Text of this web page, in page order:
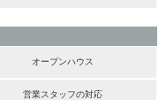
オープンハウス
営業スタッフの対応